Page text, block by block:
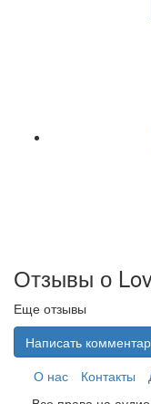
Отзывы о
Еще отзывы
Написать
О нас
Контакты